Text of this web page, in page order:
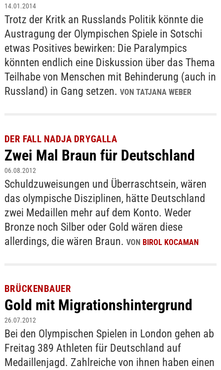
14.01.2014
Trotz der Kritk an Russlands Politik könnte die
Austragung der Olympischen Spiele in Sotschi
etwas Positives bewirken: Die Paralympics
könnten endlich eine Diskussion über das Thema
Teilhabe von Menschen mit Behinderung (auch in
Russland) in Gang setzen. VON TATJANA WEBER
DER FALL NADJA DRYGALLA
Zwei Mal Braun für Deutschland
06.08.2012
Schuldzuweisungen und Überraschtsein, wären
das olympische Disziplinen, hätte Deutschland
zwei Medaillen mehr auf dem Konto. Weder
Bronze noch Silber oder Gold wären diese
allerdings, die wären Braun. VON BIROL KOCAMAN
BRÜCKENBAUER
Gold mit Migrationshintergrund
26.07.2012
Bei den Olympischen Spielen in London gehen ab
Freitag 389 Athleten für Deutschland auf
Medaillenjagd. Zahlreiche von ihnen haben einen